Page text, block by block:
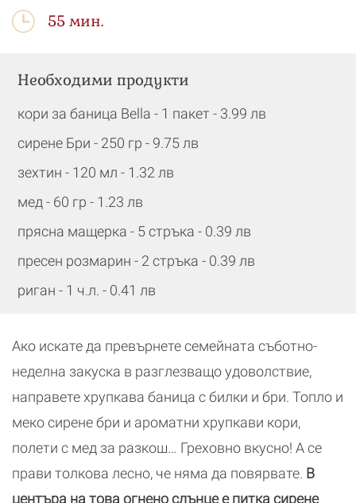
55 мин.
Необходими продукти
кори за баница Bella - 1 пакет - 3.99 лв
сирене Бри - 250 гр - 9.75 лв
зехтин - 120 мл - 1.32 лв
мед - 60 гр - 1.23 лв
прясна мащерка - 5 стръка - 0.39 лв
пресен розмарин - 2 стръка - 0.39 лв
риган - 1 ч.л. - 0.41 лв
Ако искате да превърнете семейната съботно-
неделна закуска в разглезващо удоволствие,
направете хрупкава баница с билки и бри. Топло и
меко сирене бри и ароматни хрупкави кори,
полети с мед за разкош… Греховно вкусно! А се
прави толкова лесно, че няма да повярвате. В
центъра на това огнено слънце е питка сирене